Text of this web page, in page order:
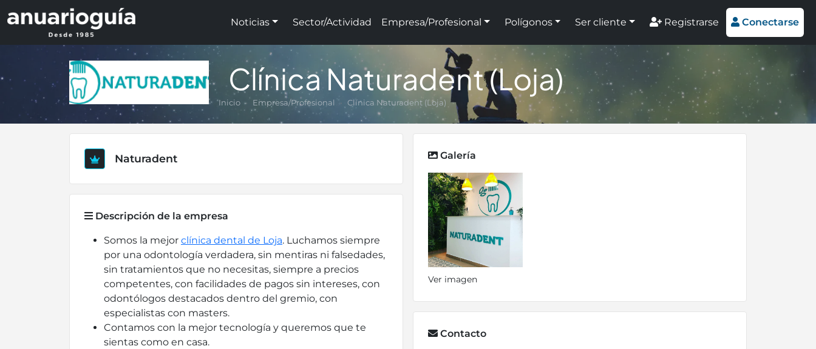
Noticias Sector/Actividad Empresa/Profesional Polígonos Ser cliente Registrarse Conectarse
Clínica Naturadent (Loja)
Inicio Empresa/Profesional Clínica Naturadent (Loja)
Naturadent
Descripción de la empresa
Somos la mejor clínica dental de Loja. Luchamos siempre
por una odontología verdadera, sin mentiras ni falsedades,
sin tratamientos que no necesitas, siempre a precios
competentes, con facilidades de pagos sin intereses, con
odontólogos destacados dentro del gremio, con
especialistas con masters.
Contamos con la mejor tecnología y queremos que te
sientas como en casa.
Galería
Ver imagen
Contacto